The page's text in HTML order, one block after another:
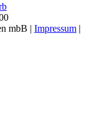
mbB | Impressum |